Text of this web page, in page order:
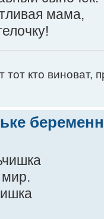
мама,
кто виноват,
мир.